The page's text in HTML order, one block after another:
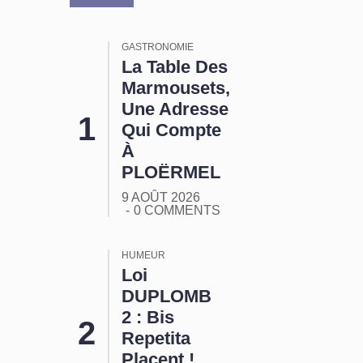
GASTRONOMIE
La Table Des
Marmousets,
Une Adresse
Qui Compte
À
PLOËRMEL
9 AOÛT 2026
0 COMMENTS
HUMEUR
Loi
DUPLOMB
2 : Bis
Repetita